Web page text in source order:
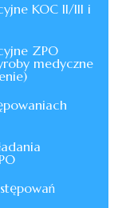
KOC II/III i
ZPO
medyczne